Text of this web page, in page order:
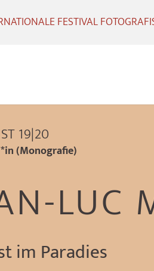
FESTIVAL
19|20
(Monografie)
LUC
im Paradies